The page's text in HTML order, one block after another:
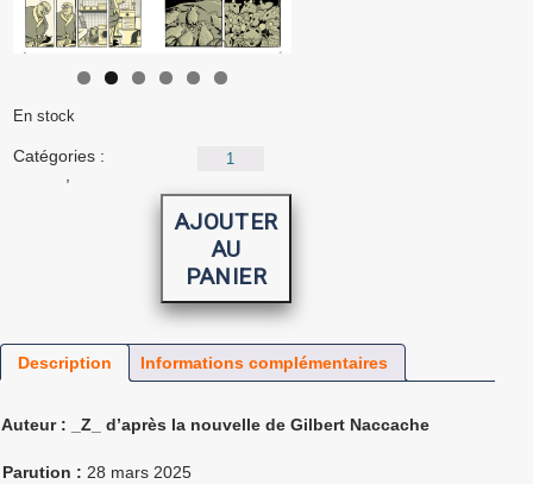
En stock
quantité
Le
Seigneur
des
rats
AJOUTER
AU
PANIER
Catégories :
,
Description Informations complémentaires
Auteur : _Z_ d’après la nouvelle de Gilbert Naccache
Parution : 28 mars 2025